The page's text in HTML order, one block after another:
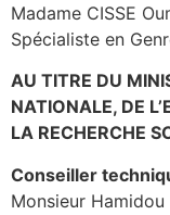
Madame CISSE
Spécialiste en
AU TITRE DU
NATIONALE, DE
LA RECHERCHE
Conseiller
Monsieur